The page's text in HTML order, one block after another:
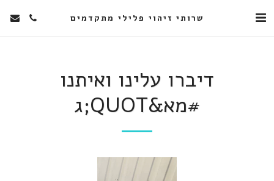
שרותי זיהוי פלילי מתקדמים
דיברו עלינו ואיתנו
#מא&QUOT;ג